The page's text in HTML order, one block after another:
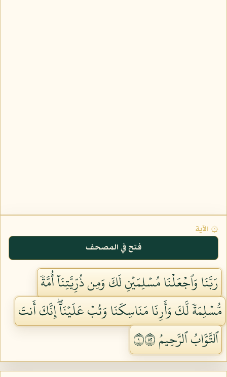
۞ الآية
فتح في المصحف
رَبَّنَا وَٱجۡعَلۡنَا مُسۡلِمَيۡنِ لَكَ وَمِن ذُرِّيَّتِنَآ أُمَّةٗ
مُّسۡلِمَةٗ لَّكَ وَأَرِنَا مَنَاسِكَنَا وَتُبۡ عَلَيۡنَآۖ إِنَّكَ أَنتَ
ٱلتَّوَّابُ ٱلرَّحِيمُ ١٢٨